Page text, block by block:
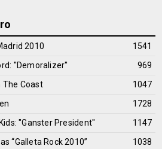
2010
1541
''Demoralizer''
969
The Coast
1047
1728
"Ganster President"
1147
“Galleta Rock 2010”
1038